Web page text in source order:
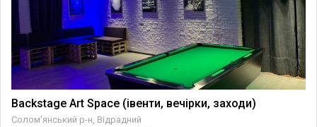
Backstage Art Space (івенти, вечірки, заходи)
Солом'янський р-н, Відрадний